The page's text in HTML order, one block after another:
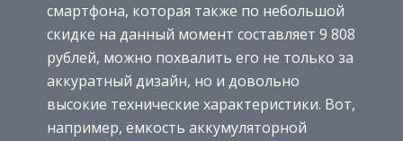
смартфона, которая также по небольшой
скидке на данный момент составляет 9 808
рублей, можно похвалить его не только за
аккуратный дизайн, но и довольно
высокие технические характеристики. Вот,
например, ёмкость аккумуляторной